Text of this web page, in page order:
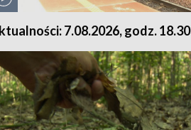
7.08.2026, godz. 18.30